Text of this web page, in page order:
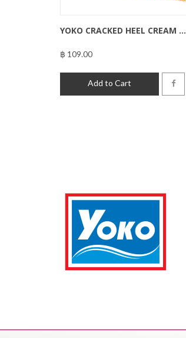
YOKO CRACKED HEEL CREAM ...
฿ 109.00
Add to Cart